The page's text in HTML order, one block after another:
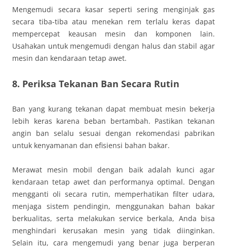
Mengemudi secara kasar seperti sering menginjak gas
secara tiba-tiba atau menekan rem terlalu keras dapat
mempercepat keausan mesin dan komponen lain.
Usahakan untuk mengemudi dengan halus dan stabil agar
mesin dan kendaraan tetap awet.
8. Periksa Tekanan Ban Secara Rutin
Ban yang kurang tekanan dapat membuat mesin bekerja
lebih keras karena beban bertambah. Pastikan tekanan
angin ban selalu sesuai dengan rekomendasi pabrikan
untuk kenyamanan dan efisiensi bahan bakar.
Merawat mesin mobil dengan baik adalah kunci agar
kendaraan tetap awet dan performanya optimal. Dengan
mengganti oli secara rutin, memperhatikan filter udara,
menjaga sistem pendingin, menggunakan bahan bakar
berkualitas, serta melakukan service berkala, Anda bisa
menghindari kerusakan mesin yang tidak diinginkan.
Selain itu, cara mengemudi yang benar juga berperan